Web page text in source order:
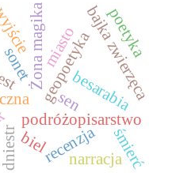
Żona magika
podróżopisarstwo
geopoetykabesarabia
dniestr
bajka zwierzęca
sonet miasto
recenzja
biel śmierć
sen
narracja
poetyka